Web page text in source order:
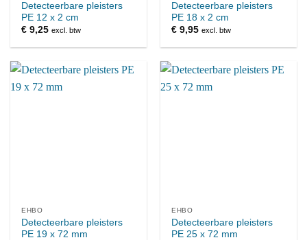
Detecteerbare pleisters
PE 12 x 2 cm
€ 9,25 excl. btw
Detecteerbare pleisters
PE 18 x 2 cm
€ 9,95 excl. btw
EHBO
Detecteerbare pleisters
PE 19 x 72 mm
EHBO
Detecteerbare pleisters
PE 25 x 72 mm